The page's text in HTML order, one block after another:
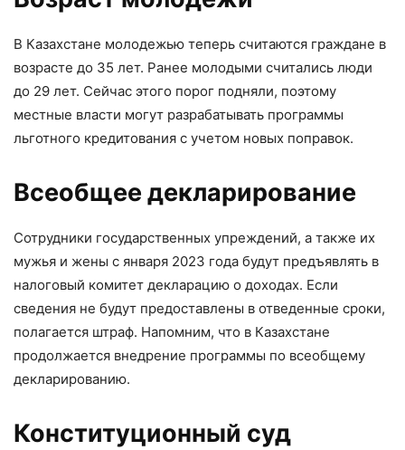
В Казахстане молодежью теперь считаются граждане в
возрасте до 35 лет. Ранее молодыми считались люди
до 29 лет. Сейчас этого порог подняли, поэтому
местные власти могут разрабатывать программы
льготного кредитования с учетом новых поправок.
Всеобщее декларирование
Сотрудники государственных упреждений, а также их
мужья и жены с января 2023 года будут предъявлять в
налоговый комитет декларацию о доходах. Если
сведения не будут предоставлены в отведенные сроки,
полагается штраф. Напомним, что в Казахстане
продолжается внедрение программы по всеобщему
декларированию.
Конституционный суд